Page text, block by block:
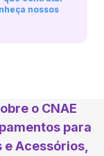
nossos
o CNAE
para
Acessórios,